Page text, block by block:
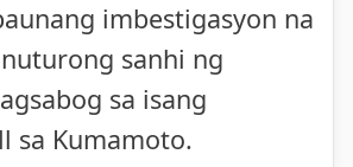
imbestigasyon na
sanhi ng
sa isang
sa Kumamoto.